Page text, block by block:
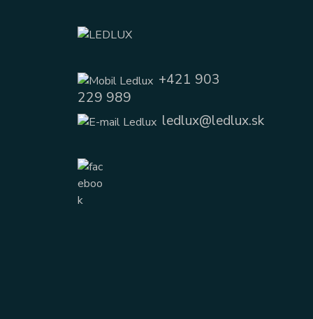
+421 903
229 989
ledlux@ledlux.sk